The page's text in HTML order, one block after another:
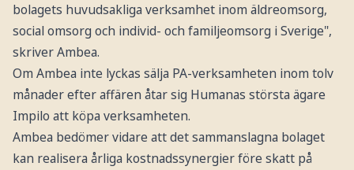
bolagets huvudsakliga verksamhet inom äldreomsorg,
social omsorg och individ- och familjeomsorg i Sverige",
skriver Ambea.
Om Ambea inte lyckas sälja PA-verksamheten inom tolv
månader efter affären åtar sig Humanas största ägare
Impilo att köpa verksamheten.
Ambea bedömer vidare att det sammanslagna bolaget
kan realisera årliga kostnadssynergier före skatt på